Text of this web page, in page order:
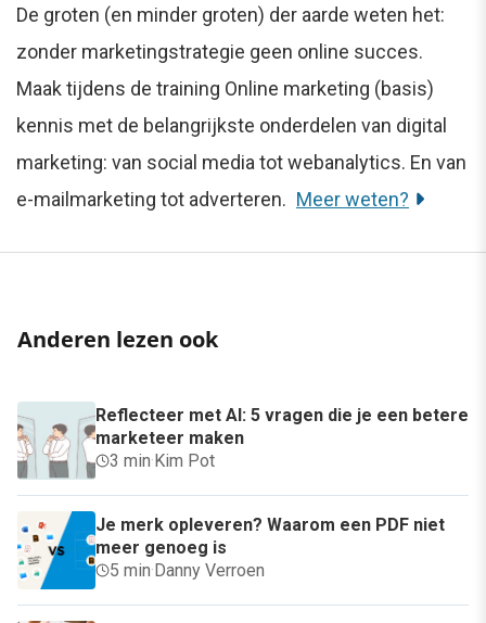
De groten (en minder groten) der aarde weten het:
zonder marketingstrategie geen online succes.
Maak tijdens de training Online marketing (basis)
kennis met de belangrijkste onderdelen van digital
marketing: van social media tot webanalytics. En van
e-mailmarketing tot adverteren. Meer weten?
Anderen lezen ook
Reflecteer met AI: 5 vragen die je een betere
marketeer maken
3 min·Kim Pot
Je merk opleveren? Waarom een PDF niet
meer genoeg is
5 min·Danny Verroen